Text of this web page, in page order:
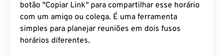
botão "Copiar Link" para compartilhar esse horário
com um amigo ou colega. É uma ferramenta
simples para planejar reuniões em dois fusos
horários diferentes.